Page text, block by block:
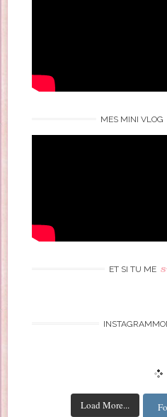
MES MINI VLOG
ET SI TU ME
Load More...